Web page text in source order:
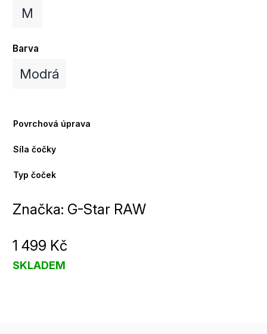
M
Barva
Modrá
Povrchová úprava
Síla čočky
Typ čoček
Značka: G-Star RAW
1 499 Kč
SKLADEM